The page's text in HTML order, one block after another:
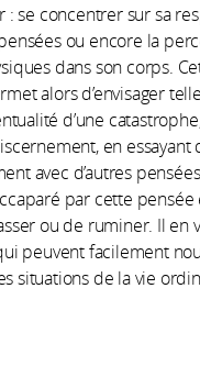
: se concentrer sur sa
ou encore la
dans son corps.
alors d’envisager
d’une
en
avec d’autres
par cette pensée
ou de ruminer. Il en
peuvent facilement
situations de la vie